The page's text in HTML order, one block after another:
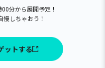
分から展開予定！
しちゃおう！
ットする